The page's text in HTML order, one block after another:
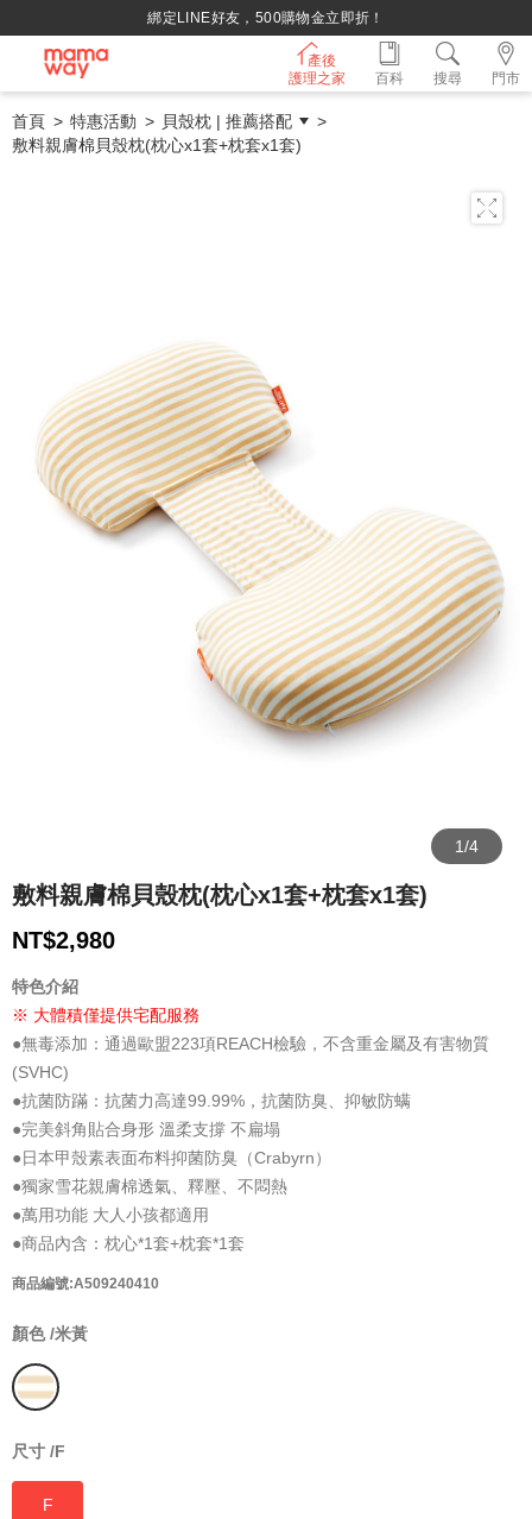
持媽媽手冊兌換媽媽禮｜超實用芬蘭箱免費領取 ~
產後
護理之家
門市
百科 搜尋
首頁 特惠活動
貝殼枕 | 推薦搭配
敷料親膚棉貝殼枕(枕心x1套+枕套x1套)
敷料親膚棉貝殼枕(枕心x1套+枕套x1套)
NT$2,980
特色介紹
※ 大體積僅提供宅配服務
●無毒添加：通過歐盟223項REACH檢驗，不含重金屬及有害物質
(SVHC)
●抗菌防蹣：抗菌力高達99.99%，抗菌防臭、抑敏防螨
●完美斜角貼合身形 溫柔支撐 不扁塌
●日本甲殼素表面布料抑菌防臭（Crabyrn）
●獨家雪花親膚棉透氣、釋壓、不悶熱
●萬用功能 大人小孩都適用
●商品內含：枕心*1套+枕套*1套
商品編號:A509240410
顏色 /米黃
尺寸 /F
F